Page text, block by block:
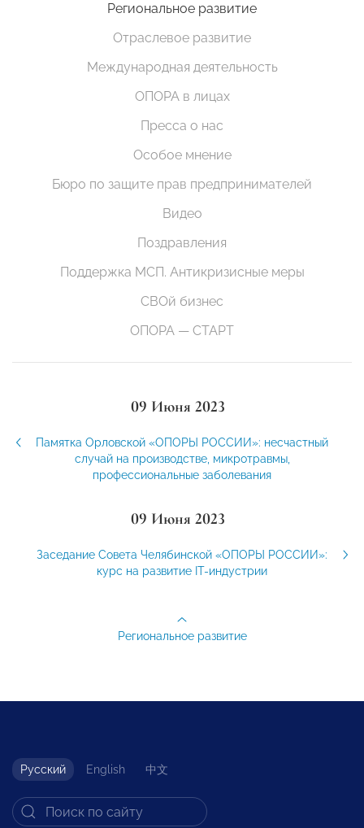
Региональное развитие
Отраслевое развитие
Международная деятельность
ОПОРА в лицах
Пресса о нас
Особое мнение
Бюро по защите прав предпринимателей
Видео
Поздравления
Поддержка МСП. Антикризисные меры
СВОй бизнес
ОПОРА — СТАРТ
09 Июня 2023
Памятка Орловской «ОПОРЫ РОССИИ»: несчастный
случай на производстве, микротравмы,
профессиональные заболевания
09 Июня 2023
Заседание Совета Челябинской «ОПОРЫ РОССИИ»:
курс на развитие IT-индустрии
Региональное развитие
Русский English 中文